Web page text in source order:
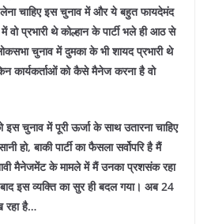
चाहिए इस चुनाव में और ये बहुत फायदेमंद
वो प्रभारी थे कोल्हान के पार्टी भले ही आठ से
चुनाव में दुमका के भी शायद प्रभारी थे
कार्यकर्ताओं को कैसे मैनेज करना है वो
इस चुनाव में पूरी ऊर्जा के साथ उतारना चाहिए
हो, बाकी पार्टी का फैसला सर्वोपरि है मैं
मैनेजमेंट के मामले में मैं उनका प्रशसंक रहा
इस व्यक्ति का सुर ही बदल गया। अब 24
रहा है…